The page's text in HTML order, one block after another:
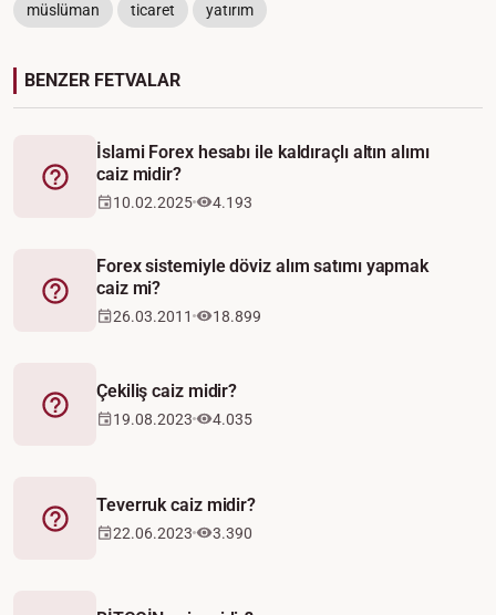
müslüman ticaret yatırım
BENZER FETVALAR
Fetva
İslami Forex hesabı ile kaldıraçlı altın alımı
caiz midir?
10.02.2025 4.193
Fetva
Forex sistemiyle döviz alım satımı yapmak
caiz mi?
26.03.2011 18.899
Fetva
Çekiliş caiz midir?
19.08.2023 4.035
Fetva
Teverruk caiz midir?
22.06.2023 3.390